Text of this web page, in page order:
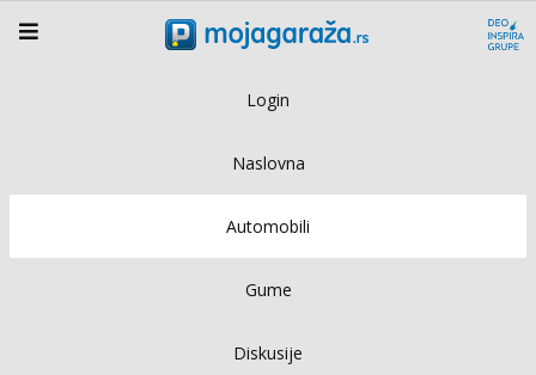
Login
Naslovna
Automobili
Gume
Diskusije